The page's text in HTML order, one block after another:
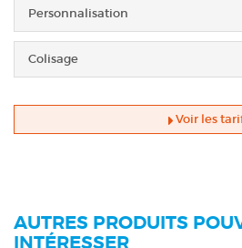
Personnalisation
Colisage
Voir les
AUTRES PRODUITS
INTÉRESSER